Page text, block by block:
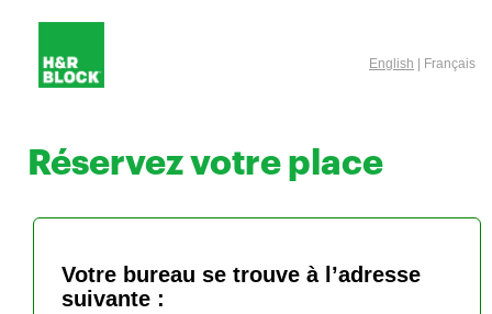
English | Français
Réservez votre place
Votre bureau se trouve à l’adresse
suivante :